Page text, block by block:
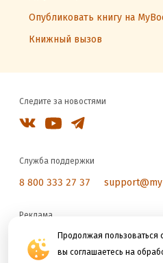
Продолжая пользоваться
вы соглашаетесь на
Опубликовать книгу на
Книжный вызов
Следите за новостями
Служба поддержки
8 800 333 27 37
Реклама
reklama@litres.ru